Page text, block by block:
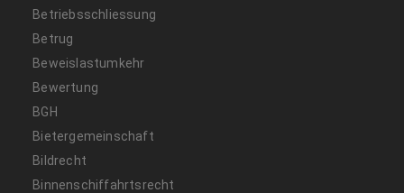
Betriebsschliessung
Betrug
Beweislastumkehr
Bewertung
BGH
Bietergemeinschaft
Bildrecht
Binnenschiffahrtsrecht